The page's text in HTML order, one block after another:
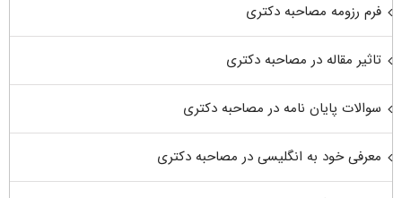
فرم رزومه مصاحبه دکتری
تاثیر مقاله در مصاحبه دکتری
سوالات پایان نامه در مصاحبه دکتری
معرفی خود به انگلیسی در مصاحبه دکتری